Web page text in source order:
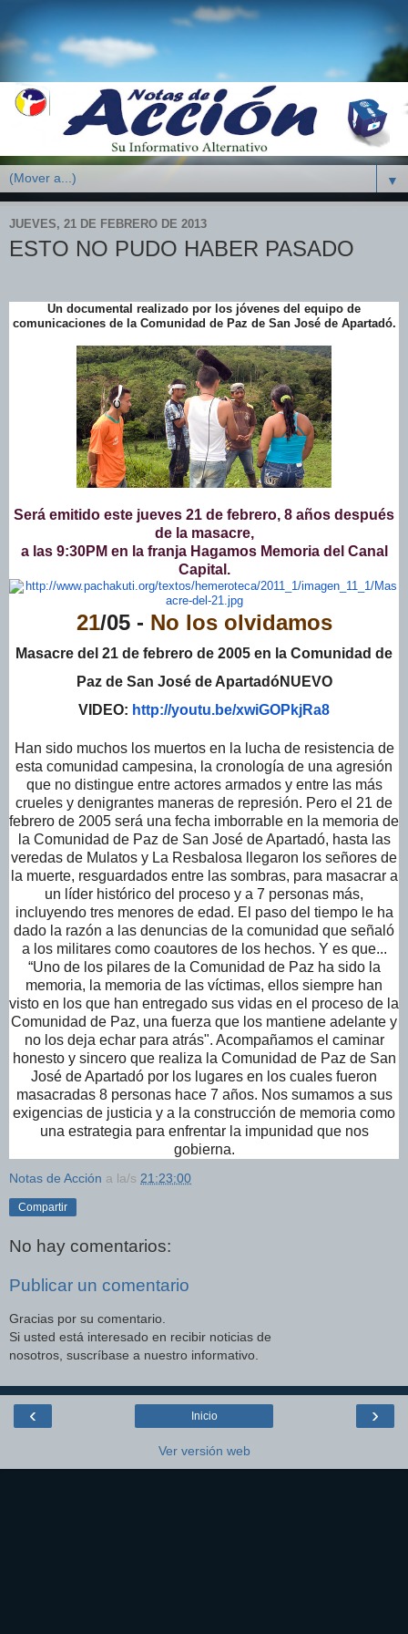
▼
JUEVES, 21 DE FEBRERO DE 2013
ESTO NO PUDO HABER PASADO
Un documental realizado por los jóvenes del equipo de
comunicaciones de la Comunidad de Paz de San José de Apartadó.
Será emitido este jueves 21 de febrero, 8 años después
de la masacre,
a las 9:30PM en la franja Hagamos Memoria del Canal
Capital.
21/05 - No los olvidamos
Masacre del 21 de febrero de 2005 en la Comunidad de
Paz de San José de ApartadóNUEVO
VIDEO: http://youtu.be/xwiGOPkjRa8
Han sido muchos los muertos en la lucha de resistencia de
esta comunidad campesina, la cronología de una agresión
que no distingue entre actores armados y entre las más
crueles y denigrantes maneras de represión. Pero el 21 de
febrero de 2005 será una fecha imborrable en la memoria de
la Comunidad de Paz de San José de Apartadó, hasta las
veredas de Mulatos y La Resbalosa llegaron los señores de
la muerte, resguardados entre las sombras, para masacrar a
un líder histórico del proceso y a 7 personas más,
incluyendo tres menores de edad. El paso del tiempo le ha
dado la razón a las denuncias de la comunidad que señaló
a los militares como coautores de los hechos. Y es que...
“Uno de los pilares de la Comunidad de Paz ha sido la
memoria, la memoria de las víctimas, ellos siempre han
visto en los que han entregado sus vidas en el proceso de la
Comunidad de Paz, una fuerza que los mantiene adelante y
no los deja echar para atrás". Acompañamos el caminar
honesto y sincero que realiza la Comunidad de Paz de San
José de Apartadó por los lugares en los cuales fueron
masacradas 8 personas hace 7 años. Nos sumamos a sus
exigencias de justicia y a la construcción de memoria como
una estrategia para enfrentar la impunidad que nos
gobierna.
Notas de Acción a la/s 21:23:00
Compartir
No hay comentarios:
Publicar un comentario
Gracias por su comentario.
Si usted está interesado en recibir noticias de
nosotros, suscríbase a nuestro informativo.
‹ ›
Inicio
Ver versión web